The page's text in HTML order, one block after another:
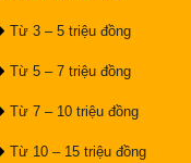
Từ 3 – 5 triệu đồng
Từ 5 – 7 triệu đồng
Từ 7 – 10 triệu đồng
Từ 10 – 15 triệu đồng